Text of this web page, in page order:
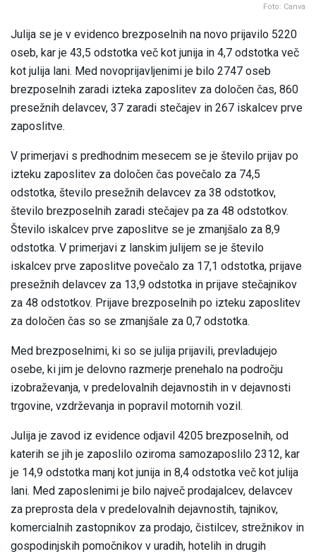
Foto: Canva
Julija se je v evidenco brezposelnih na novo prijavilo 5220
oseb, kar je 43,5 odstotka več kot junija in 4,7 odstotka več
kot julija lani. Med novoprijavljenimi je bilo 2747 oseb
brezposelnih zaradi izteka zaposlitev za določen čas, 860
presežnih delavcev, 37 zaradi stečajev in 267 iskalcev prve
zaposlitve.
V primerjavi s predhodnim mesecem se je število prijav po
izteku zaposlitev za določen čas povečalo za 74,5
odstotka, število presežnih delavcev za 38 odstotkov,
število brezposelnih zaradi stečajev pa za 48 odstotkov.
Število iskalcev prve zaposlitve se je zmanjšalo za 8,9
odstotka. V primerjavi z lanskim julijem se je število
iskalcev prve zaposlitve povečalo za 17,1 odstotka, prijave
presežnih delavcev za 13,9 odstotka in prijave stečajnikov
za 48 odstotkov. Prijave brezposelnih po izteku zaposlitev
za določen čas so se zmanjšale za 0,7 odstotka.
Med brezposelnimi, ki so se julija prijavili, prevladujejo
osebe, ki jim je delovno razmerje prenehalo na področju
izobraževanja, v predelovalnih dejavnostih in v dejavnosti
trgovine, vzdrževanja in popravil motornih vozil.
Julija je zavod iz evidence odjavil 4205 brezposelnih, od
katerih se jih je zaposlilo oziroma samozaposlilo 2312, kar
je 14,9 odstotka manj kot junija in 8,4 odstotka več kot julija
lani. Med zaposlenimi je bilo največ prodajalcev, delavcev
za preprosta dela v predelovalnih dejavnostih, tajnikov,
komercialnih zastopnikov za prodajo, čistilcev, strežnikov in
gospodinjskih pomočnikov v uradih, hotelih in drugih